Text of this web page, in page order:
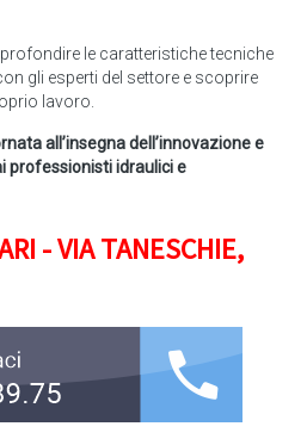
le caratteristiche tecniche
gli esperti del settore e scoprire
lavoro.
all’insegna dell’innovazione e
professionisti idraulici e
- VIA TANESCHIE,